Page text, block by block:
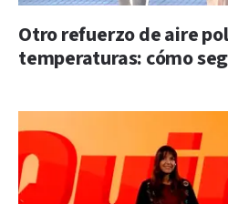
Otro refuerzo de aire
temperaturas: cómo